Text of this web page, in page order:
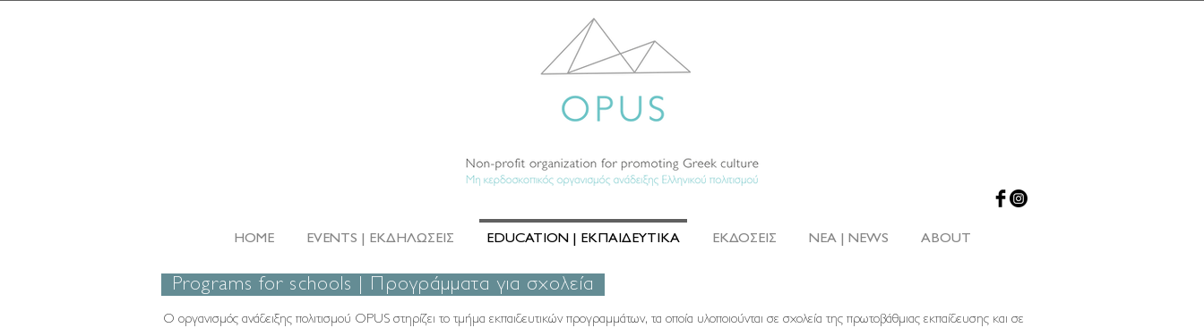
HOME EVENTS | ΕΚΔΗΛΩΣΕΙΣ EDUCATION | ΕΚΠΑΙΔΕΥΤΙΚΑ ΕΚΔΟΣΕΙΣ NEA | NEWS ABOUT
Programs for schools | Προγράμματα για σχολεία
Ο οργανισμός ανάδειξης πολιτισμού ΟPUS στηρίζει το τμήμα εκπαιδευτικών προγραμμάτων, τα οποία υλοποιούνται σε σχολεία της πρωτοβάθμιας εκπαίδευσης και σε